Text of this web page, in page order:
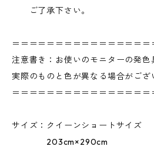
ご了承下さい。
＝＝＝＝＝＝＝＝＝＝＝＝＝＝＝
注意書き：お使いのモニターの発色
実際のものと色が異なる場合がご
＝＝＝＝＝＝＝＝＝＝＝＝＝＝＝
サイズ：クイーンショートサイズ
203cm×290cm